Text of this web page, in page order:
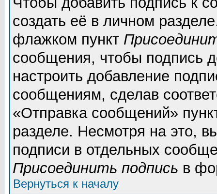
создать её в личном
флажком пункт
сообщения, чтобы подпись
настроить добавление
сообщениям, сделав
«Отправка сообщений»
разделе. Несмотря на это,
подписи в отдельных
Присоединить подпись в
Вернуться к началу